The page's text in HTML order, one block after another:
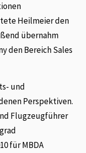
Heilmeier den
übernahm
den Bereich Sales
und
Perspektiven.
Flugzeugführer
für MBDA